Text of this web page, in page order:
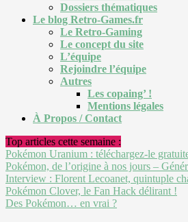
Dossiers thématiques
Le blog Retro-Games.fr
Le Retro-Gaming
Le concept du site
L’équipe
Rejoindre l’équipe
Autres
Les copaing’ !
Mentions légales
À Propos / Contact
Top articles cette semaine :
Pokémon Uranium : téléchargez-le
Pokémon, de l’origine à nos jours –
Interview : Florent Lecoanet, quintuple
Pokémon Clover, le Fan Hack délirant !
Des Pokémon… en vrai ?